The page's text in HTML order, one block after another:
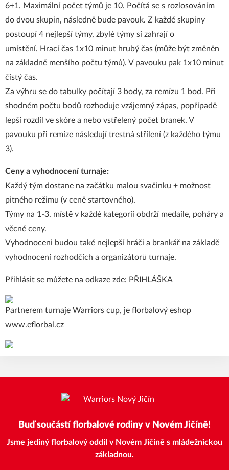
6+1. Maximální počet týmů je 10. Počítá se s rozlosováním
do dvou skupin, následně bude pavouk. Z každé skupiny
postoupí 4 nejlepší týmy, zbylé týmy si zahrají o
umístění. Hrací čas 1x10 minut hrubý čas (může být změněn
na základně menšího počtu týmů). V pavouku pak 1x10 minut
čistý čas.
Za výhru se do tabulky počítají 3 body, za remízu 1 bod. Při
shodném počtu bodů rozhoduje vzájemný zápas, popřípadě
lepší rozdíl ve skóre a nebo vstřelený počet branek. V
pavouku při remíze následují trestná střílení (z každého týmu
3).
Ceny a vyhodnocení turnaje:
Každý tým dostane na začátku malou svačinku + možnost
pitného režimu (v ceně startovného).
Týmy na 1-3. místě v každé kategorii obdrží medaile, poháry a
věcné ceny.
Vyhodnoceni budou také nejlepší hráči a brankář na základě
vyhodnocení rozhodčích a organizátorů turnaje.
Přihlásit se můžete na odkaze zde: PŘIHLÁŠKA
Partnerem turnaje Warriors cup, je florbalový eshop
www.eflorbal.cz
Buď součástí florbalové rodiny v Novém Jičíně!
Jsme jediný florbalový oddíl v Novém Jičíně s mládežnickou
základnou.